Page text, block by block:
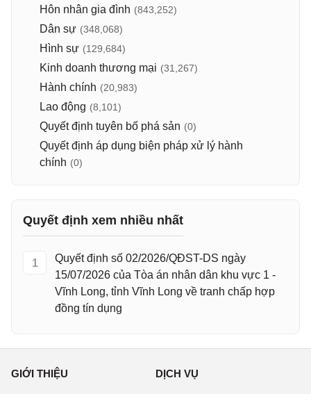
Hôn nhân gia đình (843,252)
Dân sự (348,068)
Hình sự (129,684)
Kinh doanh thương mại (31,267)
Hành chính (20,983)
Lao động (8,101)
Quyết định tuyên bố phá sản (0)
Quyết định áp dụng biện pháp xử lý hành
chính (0)
Quyết định xem nhiều nhất
1
Quyết định số 02/2026/QĐST-DS ngày
15/07/2026 của Tòa án nhân dân khu vực 1 -
Vĩnh Long, tỉnh Vĩnh Long về tranh chấp hợp
đồng tín dụng
GIỚI THIỆU DỊCH VỤ